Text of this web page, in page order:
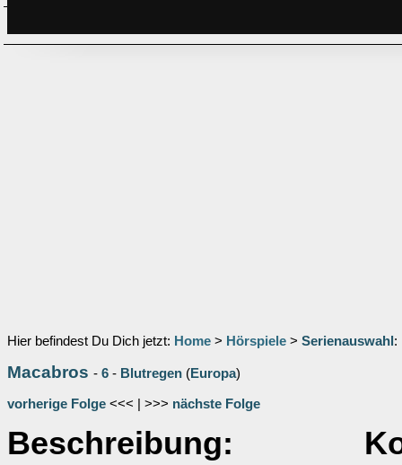
Hier befindest Du Dich jetzt: Home > Hörspiele > Serienauswahl :
Macabros - 6 - Blutregen (Europa)
vorherige Folge <<< | >>> nächste Folge
Beschreibung: